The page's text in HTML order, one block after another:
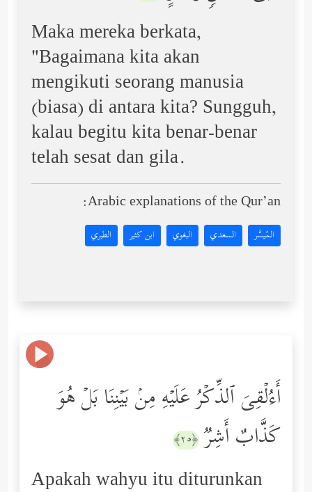
Maka mereka berkata,
"Bagaimana kita akan
mengikuti seorang manusia
(biasa) di antara kita? Sungguh,
kalau begitu kita benar-benar
telah sesat dan gila.
Arabic explanations of the Qur’an:
المُيسَّر السعدي البغوي ابن كثير الطبري
أَءُلۡقِیَ ٱلذِّكۡرُ عَلَیۡهِ مِنۢ بَیۡنِنَا بَلۡ هُوَ
كَذَّابٌ أَشِرࣱ ﴿٢٥﴾
Apakah wahyu itu diturunkan